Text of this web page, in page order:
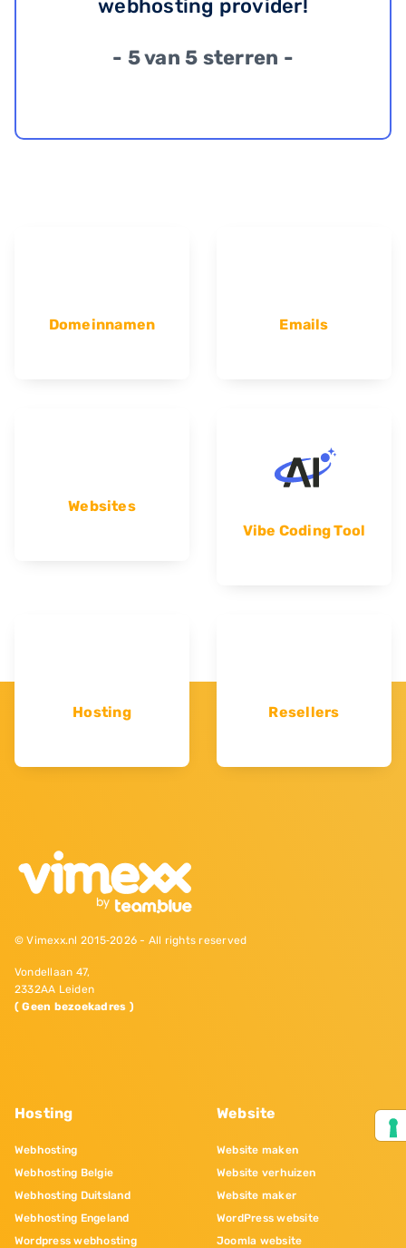
webhosting provider!
- 5 van 5 sterren -
Domeinnamen Emails
Websites
Vibe Coding Tool
Hosting Resellers
© Vimexx.nl 2015‐2026 - All rights reserved
Vondellaan 47,
2332AA Leiden
( Geen bezoekadres )
Hosting
Webhosting
Webhosting Belgie
Webhosting Duitsland
Webhosting Engeland
Wordpress webhosting
Website
Website maken
Website verhuizen
Website maker
WordPress website
Joomla website